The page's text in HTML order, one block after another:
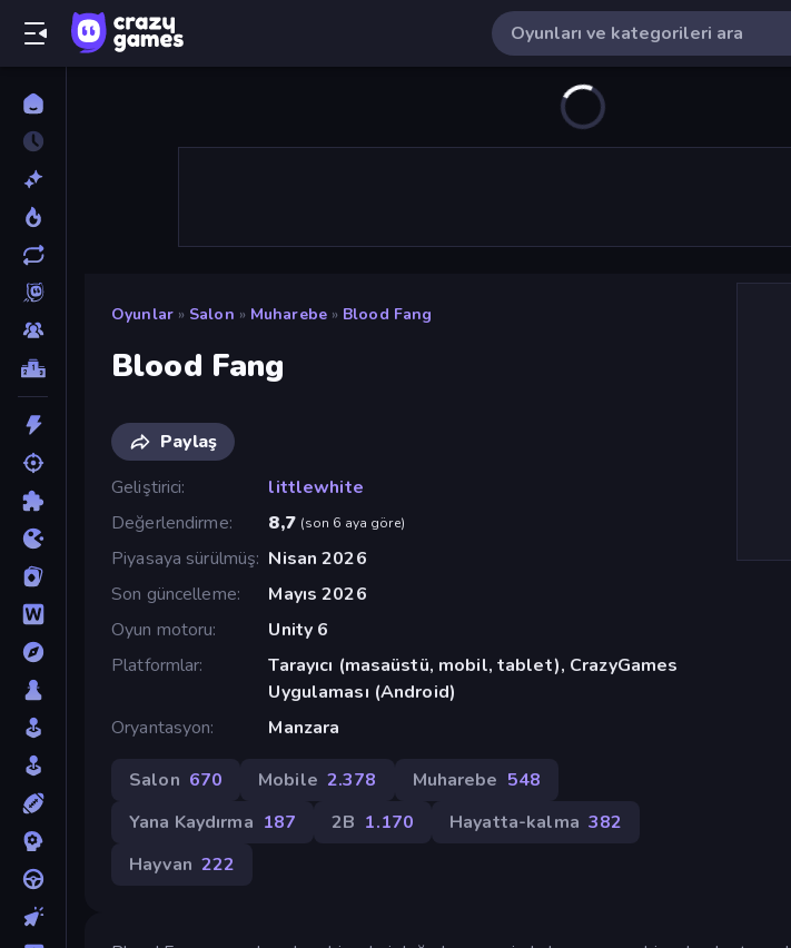
Oyunlar » Salon » Muharebe » Blood Fang
Blood Fang
Paylaş
Geliştirici
littlewhite
Değerlendirme
8,7 (son 6 aya göre)
Piyasaya sürülmüş Nisan 2026
Son güncelleme
Mayıs 2026
Oyun motoru
Unity 6
Platformlar
Tarayıcı (masaüstü, mobil, tablet), CrazyGames
Uygulaması (Android)
Oryantasyon
Manzara
Salon 670 Mobile 2.378 Muharebe 548
Yana Kaydırma 187 2B 1.170 Hayatta-kalma 382
Hayvan 222